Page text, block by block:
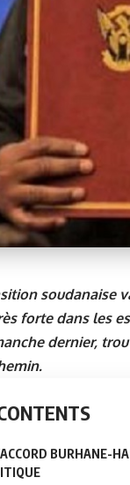
soudanaise
forte dans les
dernier,
BURHANE-